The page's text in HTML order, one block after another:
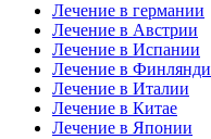
Лечение в германии
Лечение в Австрии
Лечение в Испании
Лечение в
Лечение в Италии
Лечение в Китае
Лечение в Японии